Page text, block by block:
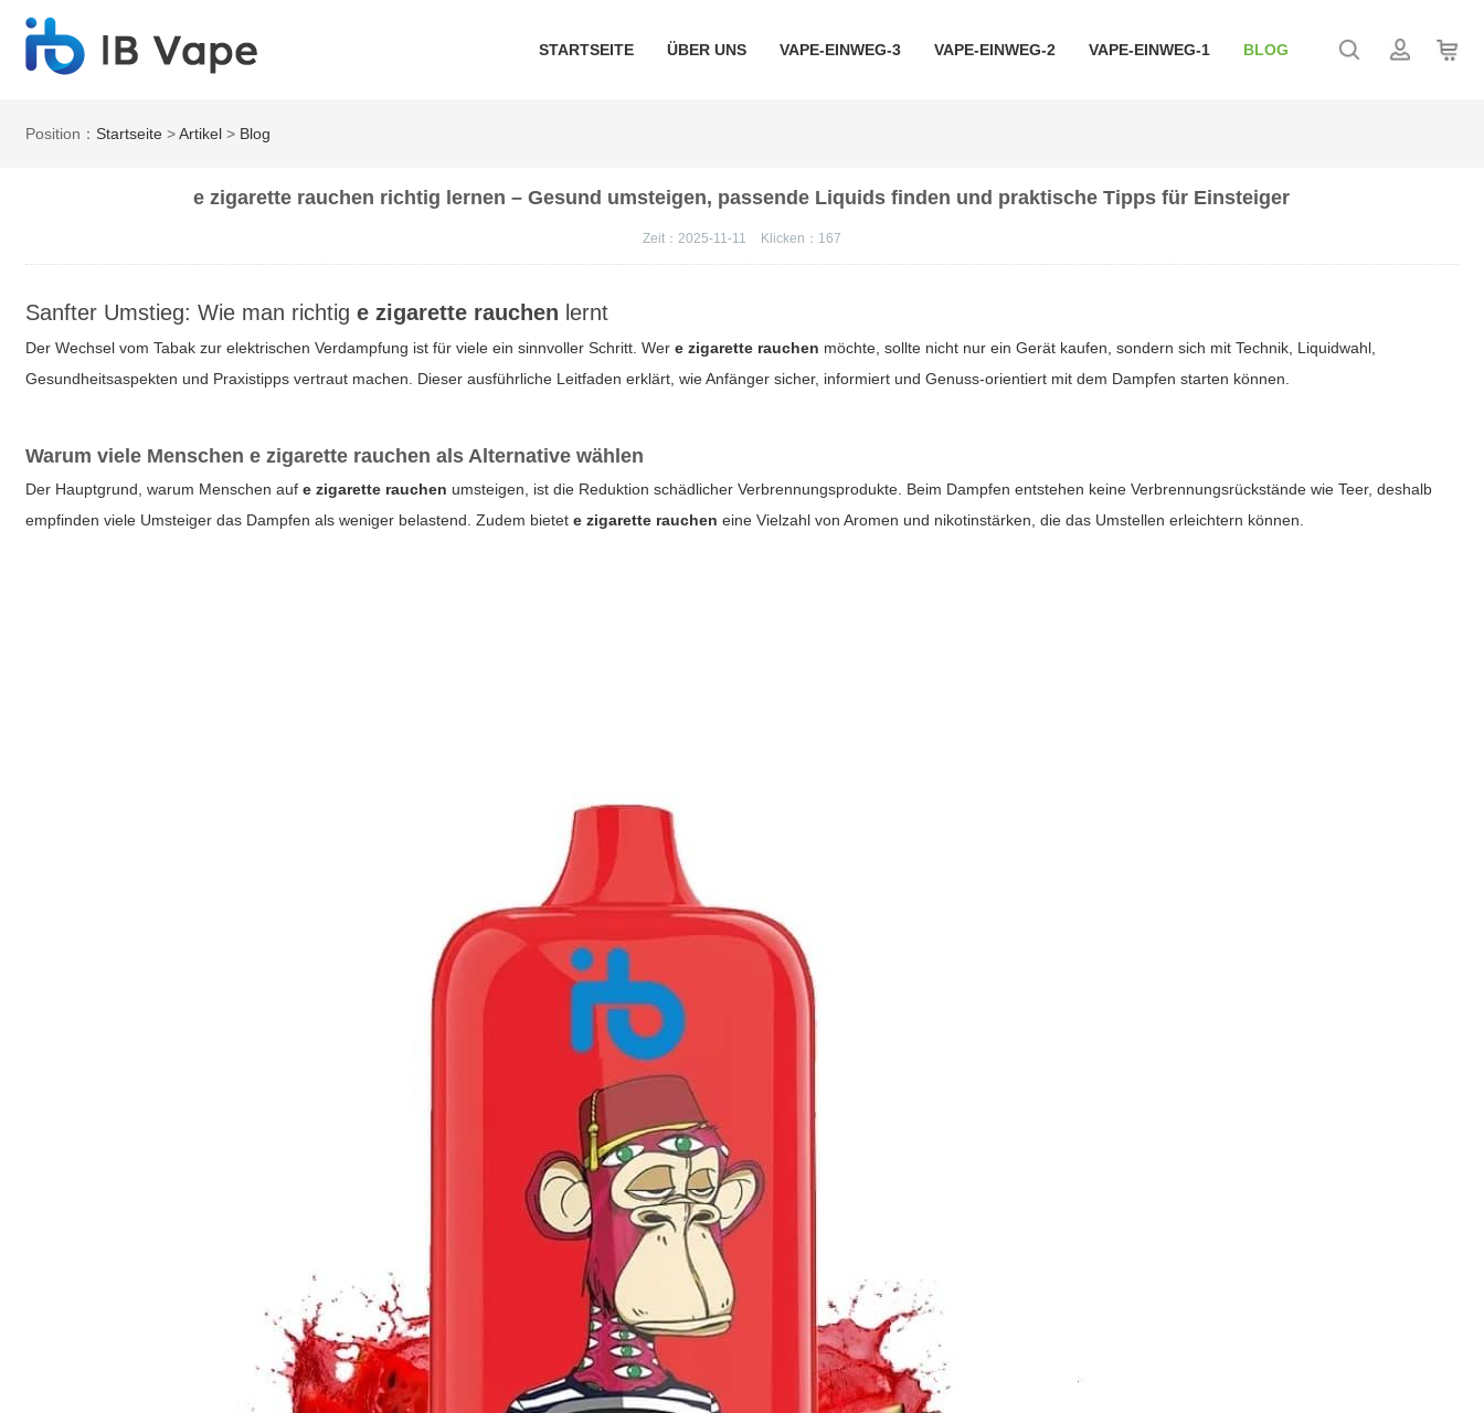
STARTSEITE ÜBER UNS VAPE-EINWEG-3 VAPE-EINWEG-2 VAPE-EINWEG-1 BLOG
Position： Startseite >Artikel > Blog
e zigarette rauchen richtig lernen – Gesund umsteigen, passende Liquids finden und praktische Tipps für Einsteiger
Zeit：2025-11-11 Klicken： 167
Sanfter Umstieg: Wie man richtige zigarette rauchen lernt
Der Wechsel vom Tabak zur elektrischen Verdampfung ist für viele ein sinnvoller Schritt. Were zigarette rauchen möchte, sollte nicht nur ein Gerät kaufen, sondern sich mit Technik, Liquidwahl,
Gesundheitsaspekten und Praxistipps vertraut machen. Dieser ausführliche Leitfaden erklärt, wie Anfänger sicher, informiert und Genuss-orientiert mit dem Dampfen starten können.
Warum viele Menschene zigarette rauchen als Alternative wählen
Der Hauptgrund, warum Menschen aufe zigarette rauchen umsteigen, ist die Reduktion schädlicher Verbrennungsprodukte. Beim Dampfen entstehen keine Verbrennungsrückstände wie Teer, deshalb
empfinden viele Umsteiger das Dampfen als weniger belastend. Zudem bietete zigarette rauchen eine Vielzahl von Aromen und nikotinstärken, die das Umstellen erleichtern können.